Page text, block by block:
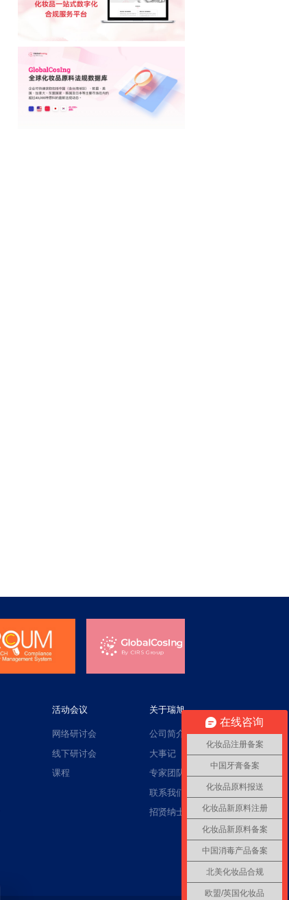
活动会议
网络研讨会
线下研讨会
课程
关于瑞旭
公司简介
大事记
专家团队
联系我们
招贤纳士
在线咨询
化妆品注册备案
中国牙膏备案
化妆品原料报送
化妆品新原料注册
化妆品新原料备案
中国消毒产品备案
北美化妆品合规
欧盟/英国化妆品